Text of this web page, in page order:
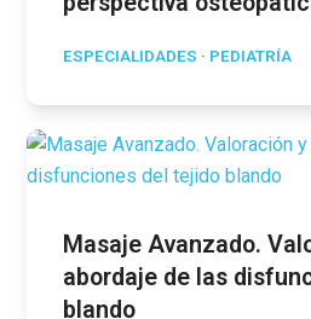
ESPECIALIDADES · PEDIATRÍA
Masaje Avanzado.
abordaje de las
blando